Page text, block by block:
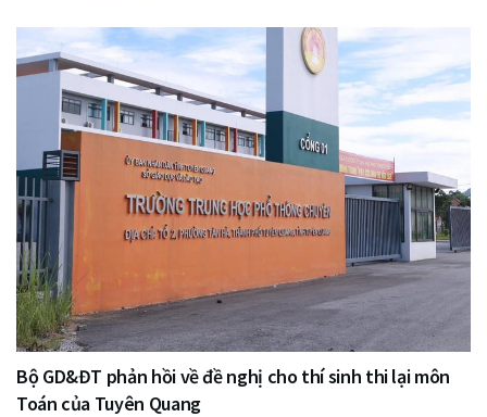
Bộ GD&ĐT phản hồi về đề nghị cho thí sinh thi lại môn
Toán của Tuyên Quang